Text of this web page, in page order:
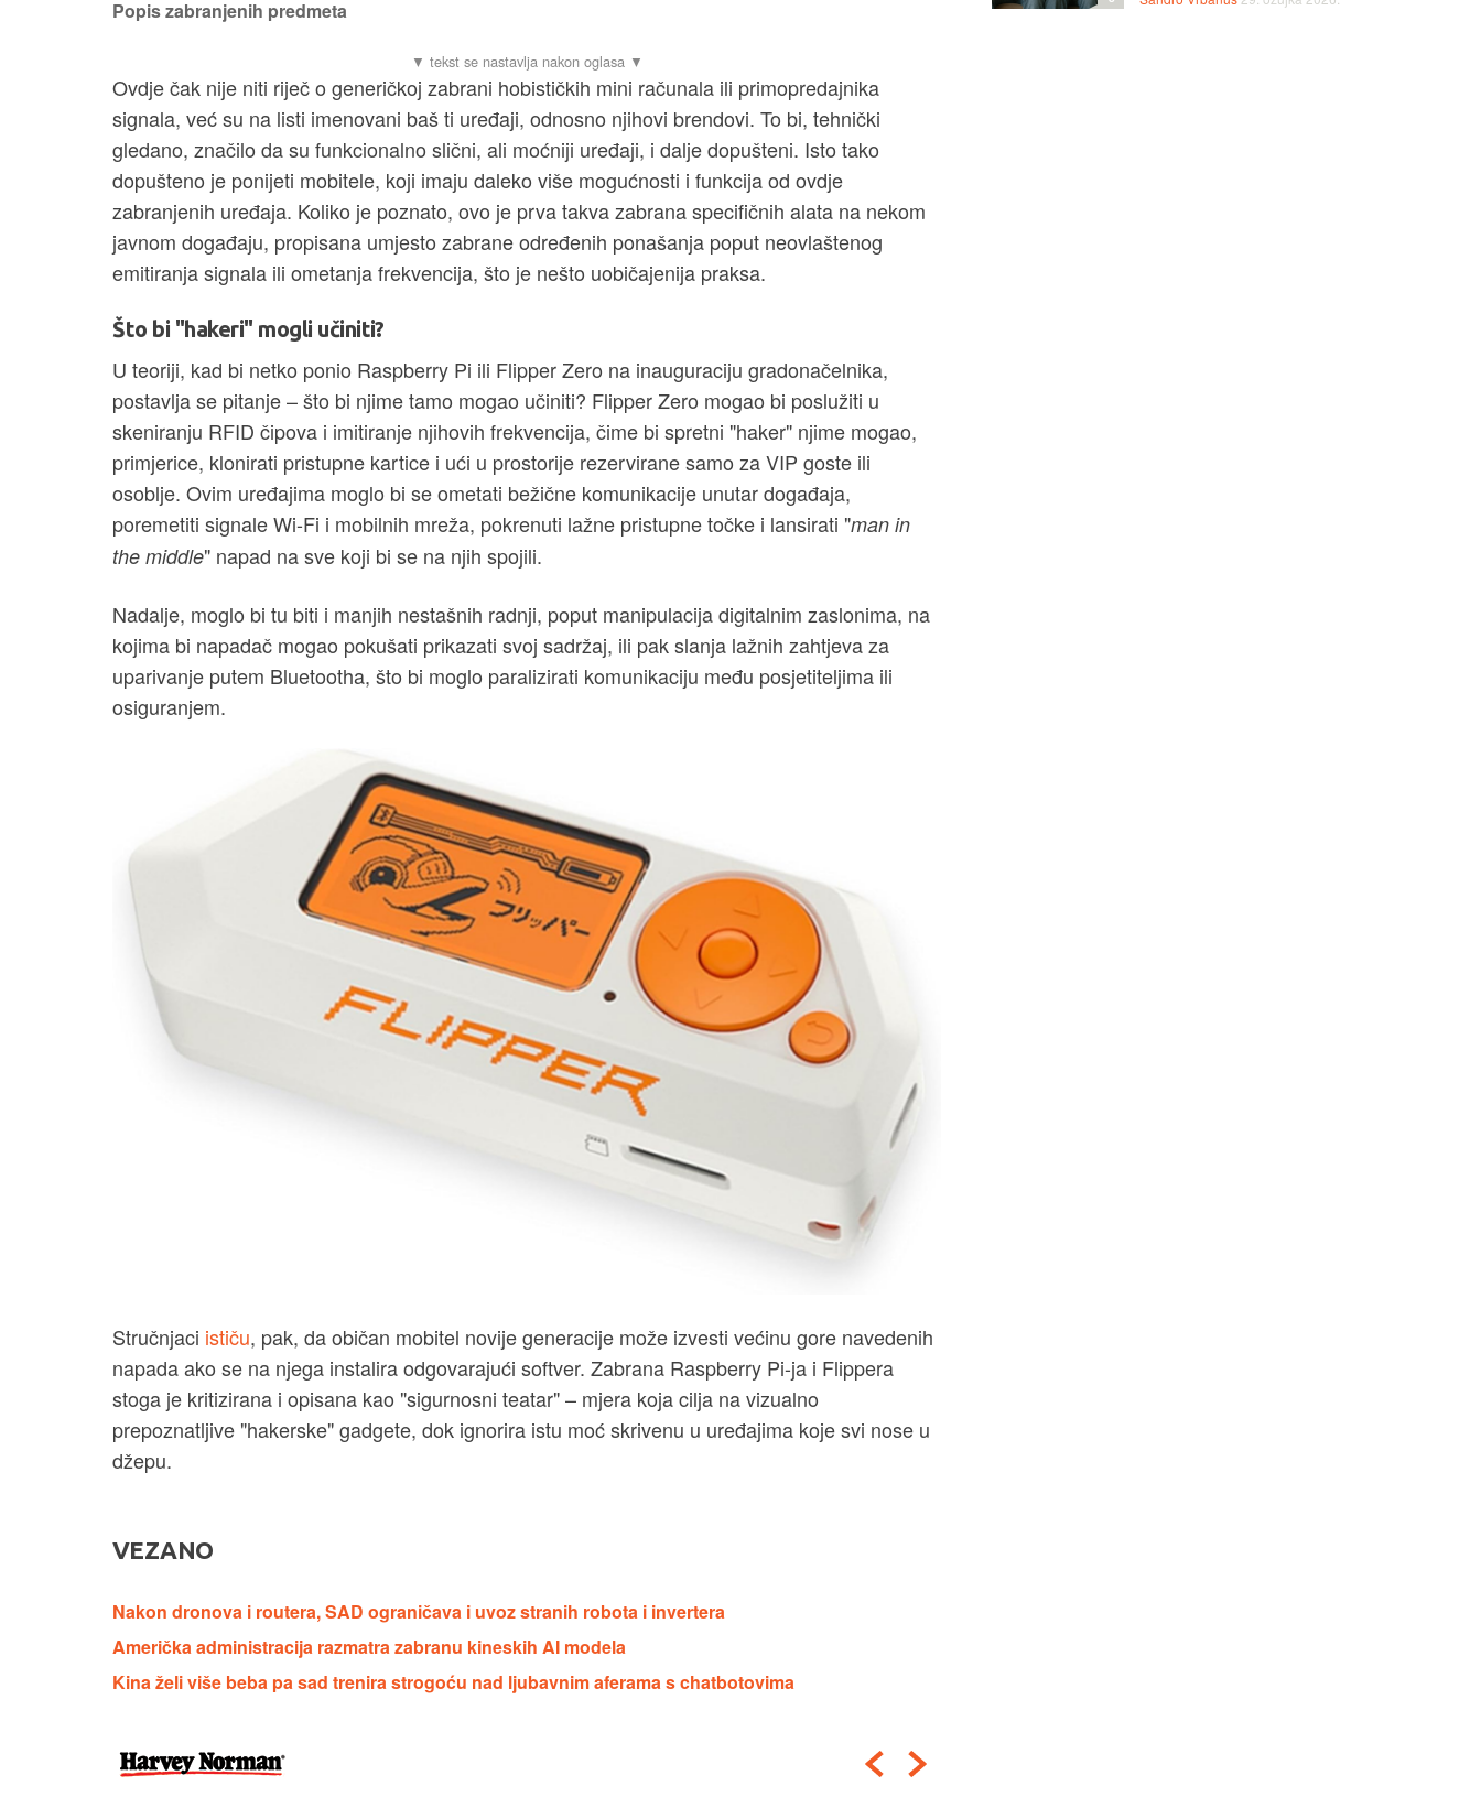
Popis zabranjenih predmeta
Ovdje čak nije niti riječ o generičkoj zabrani hobističkih mini računala ili primopredajnika
signala, već su na listi imenovani baš ti uređaji, odnosno njihovi brendovi. To bi, tehnički
gledano, značilo da su funkcionalno slični, ali moćniji uređaji, i dalje dopušteni. Isto tako
dopušteno je ponijeti mobitele, koji imaju daleko više mogućnosti i funkcija od ovdje
zabranjenih uređaja. Koliko je poznato, ovo je prva takva zabrana specifičnih alata na nekom
javnom događaju, propisana umjesto zabrane određenih ponašanja poput neovlaštenog
emitiranja signala ili ometanja frekvencija, što je nešto uobičajenija praksa.
Što bi "hakeri" mogli učiniti?
U teoriji, kad bi netko ponio Raspberry Pi ili Flipper Zero na inauguraciju gradonačelnika,
postavlja se pitanje – što bi njime tamo mogao učiniti? Flipper Zero mogao bi poslužiti u
skeniranju RFID čipova i imitiranje njihovih frekvencija, čime bi spretni "haker" njime mogao,
primjerice, klonirati pristupne kartice i ući u prostorije rezervirane samo za VIP goste ili
osoblje. Ovim uređajima moglo bi se ometati bežične komunikacije unutar događaja,
poremetiti signale Wi-Fi i mobilnih mreža, pokrenuti lažne pristupne točke i lansirati "man in
the middle" napad na sve koji bi se na njih spojili.
Nadalje, moglo bi tu biti i manjih nestašnih radnji, poput manipulacija digitalnim zaslonima, na
kojima bi napadač mogao pokušati prikazati svoj sadržaj, ili pak slanja lažnih zahtjeva za
uparivanje putem Bluetootha, što bi moglo paralizirati komunikaciju među posjetiteljima ili
osiguranjem.
Stručnjaci ističu, pak, da običan mobitel novije generacije može izvesti većinu gore navedenih
napada ako se na njega instalira odgovarajući softver. Zabrana Raspberry Pi-ja i Flippera
stoga je kritizirana i opisana kao "sigurnosni teatar" – mjera koja cilja na vizualno
prepoznatljive "hakerske" gadgete, dok ignorira istu moć skrivenu u uređajima koje svi nose u
džepu.
VEZANO
Nakon dronova i routera, SAD ograničava i uvoz stranih robota i invertera
Američka administracija razmatra zabranu kineskih AI modela
Kina želi više beba pa sad trenira strogoću nad ljubavnim aferama s chatbotovima